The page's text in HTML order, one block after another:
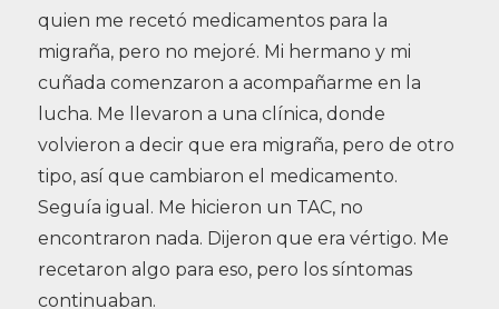
quien me recetó medicamentos para la
migraña, pero no mejoré. Mi hermano y mi
cuñada comenzaron a acompañarme en la
lucha. Me llevaron a una clínica, donde
volvieron a decir que era migraña, pero de otro
tipo, así que cambiaron el medicamento.
Seguía igual. Me hicieron un TAC, no
encontraron nada. Dijeron que era vértigo. Me
recetaron algo para eso, pero los síntomas
continuaban.